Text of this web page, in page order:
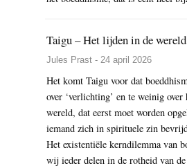
Taigu – Het lijden in de wereld
Jules Prast - 24 april 2026
Het komt Taigu voor dat
over ‘verlichting’ en te weinig
wereld, dat eerst moet worden
iemand zich in spirituele zin
Het existentiële kerndilemma van
wij ieder delen in de rotheid van